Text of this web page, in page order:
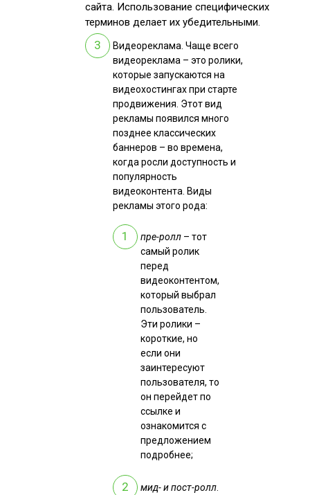
сайта. Использование специфических
терминов делает их убедительными.
Видеореклама. Чаще всего
видеореклама – это ролики,
которые запускаются на
видеохостингах при старте
продвижения. Этот вид
рекламы появился много
позднее классических
баннеров – во времена,
когда росли доступность и
популярность
видеоконтента. Виды
рекламы этого рода:
пре-ролл– тот
самый ролик
перед
видеоконтентом,
который выбрал
пользователь.
Эти ролики –
короткие, но
если они
заинтересуют
пользователя, то
он перейдет по
ссылке и
ознакомится с
предложением
подробнее;
мид- и пост-ролл.